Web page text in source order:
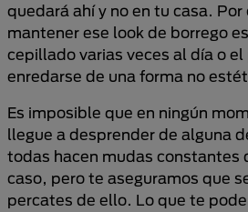
quedará ahí y no en tu casa.
mantener ese look de borrego
cepillado varias veces al día o el
enredarse de una forma no
Es imposible que en ningún
llegue a desprender de alguna
todas hacen mudas constantes
caso, pero te aseguramos que
percates de ello. Lo que te